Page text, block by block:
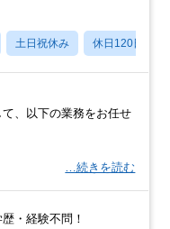
土日祝休み 休日120日以上
、以下の業務をお任せ
…続きを読む
・経験不問！